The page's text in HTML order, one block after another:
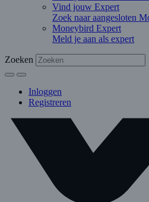
Vind jouw Expert
Zoek naar aangesloten
Moneybird Expert
Meld je aan als expert
Zoeken
Inloggen
Registreren